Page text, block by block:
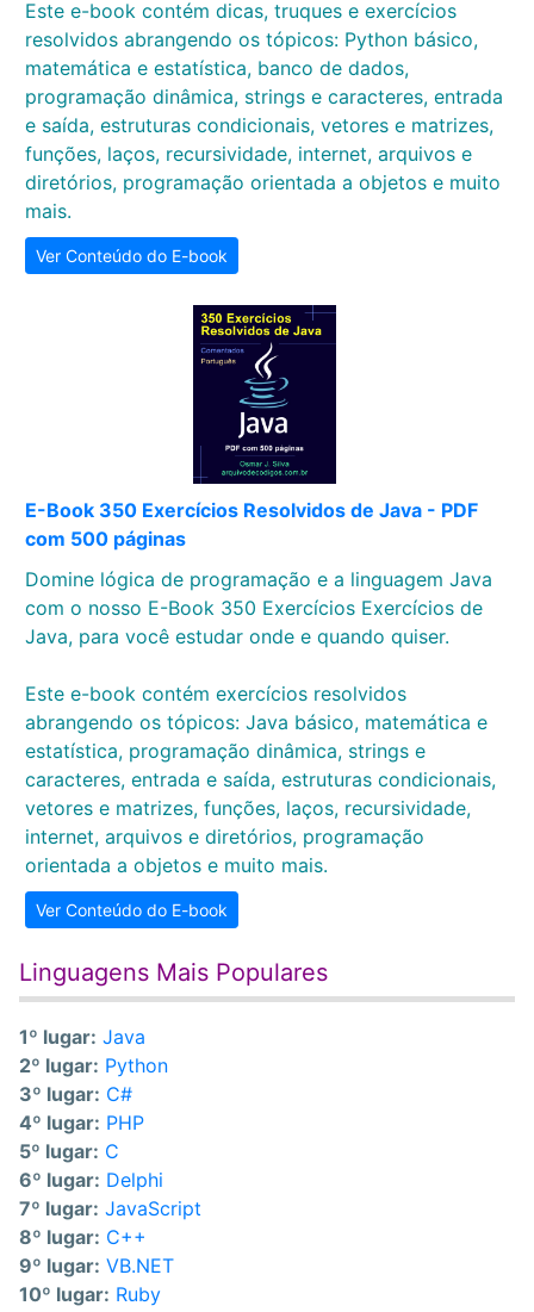
Este e-book contém dicas, truques e exercícios
resolvidos abrangendo os tópicos: Python básico,
matemática e estatística, banco de dados,
programação dinâmica, strings e caracteres, entrada
e saída, estruturas condicionais, vetores e matrizes,
funções, laços, recursividade, internet, arquivos e
diretórios, programação orientada a objetos e muito
mais.
Ver Conteúdo do E-book
E-Book 350 Exercícios Resolvidos de Java - PDF
com 500 páginas
Domine lógica de programação e a linguagem Java
com o nosso E-Book 350 Exercícios Exercícios de
Java, para você estudar onde e quando quiser.
Este e-book contém exercícios resolvidos
abrangendo os tópicos: Java básico, matemática e
estatística, programação dinâmica, strings e
caracteres, entrada e saída, estruturas condicionais,
vetores e matrizes, funções, laços, recursividade,
internet, arquivos e diretórios, programação
orientada a objetos e muito mais.
Ver Conteúdo do E-book
Linguagens Mais Populares
1º lugar: Java
2º lugar: Python
3º lugar: C#
4º lugar: PHP
5º lugar: C
6º lugar: Delphi
7º lugar: JavaScript
8º lugar: C++
9º lugar: VB.NET
10º lugar: Ruby